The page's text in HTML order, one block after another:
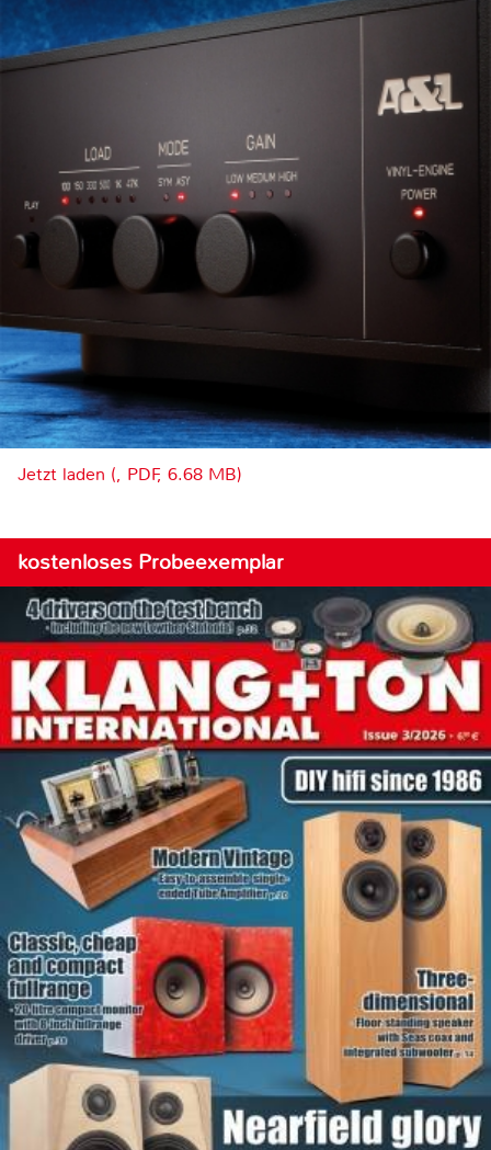
Jetzt laden (, PDF, 6.68 MB)
kostenloses Probeexemplar